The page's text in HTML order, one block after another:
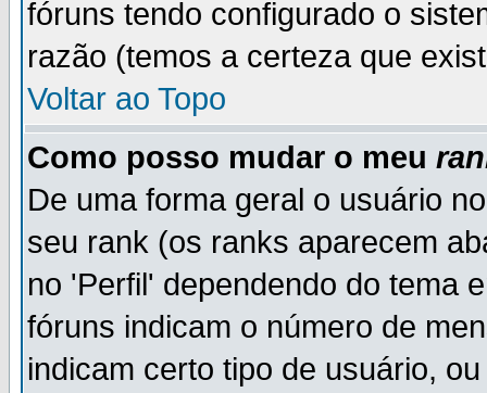
fóruns tendo configurado o
razão (temos a certeza que
Voltar ao Topo
Como posso mudar o meu
De uma forma geral o usuário
seu rank (os ranks aparecem
no 'Perfil' dependendo do tema
fóruns indicam o número de
indicam certo tipo de usuário,